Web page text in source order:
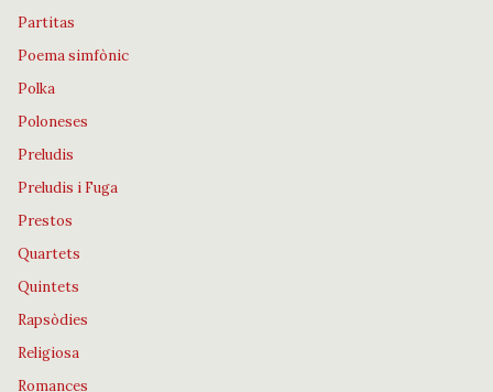
Partitas
Poema simfònic
Polka
Poloneses
Preludis
Preludis i Fuga
Prestos
Quartets
Quintets
Rapsòdies
Religiosa
Romances